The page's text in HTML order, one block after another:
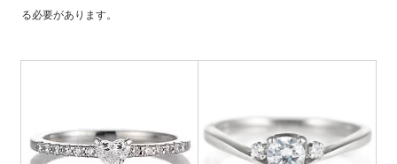
る必要があります。